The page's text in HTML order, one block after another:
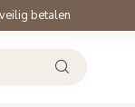
betalen